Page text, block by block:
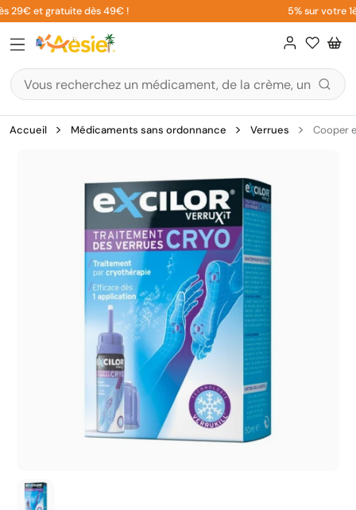
Aller
au
contenu
29€ et gratuite dès 49€ ! 5% sur votre
Accueil Médicaments sans ordonnance Verrues Cooper